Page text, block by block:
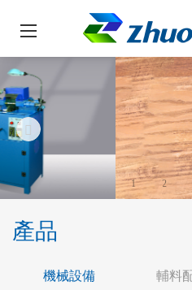
1 2
產品
機械設備 輔料